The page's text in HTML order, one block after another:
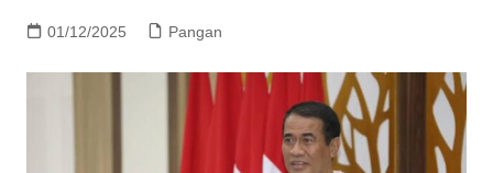
01/12/2025 Pangan